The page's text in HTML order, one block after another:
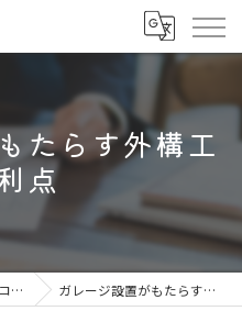
たらす外構工
点
コラム ガレージ設置がもたらす外構工事の利点